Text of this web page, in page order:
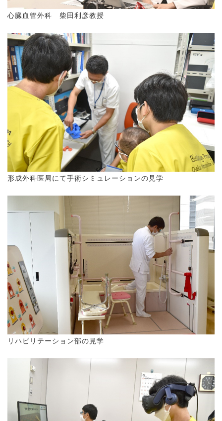
心臓血管外科 柴田利彦教授
形成外科医局にて手術シミュレーションの見学
リハビリテーション部の見学